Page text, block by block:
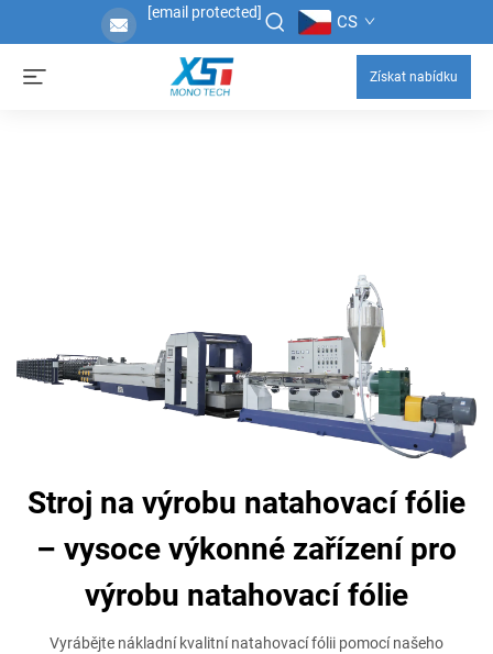
[email protected] CS
Získat nabídku
Stroj na výrobu natahovací fólie
– vysoce výkonné zařízení pro
výrobu natahovací fólie
Vyrábějte nákladní kvalitní natahovací fólii pomocí našeho